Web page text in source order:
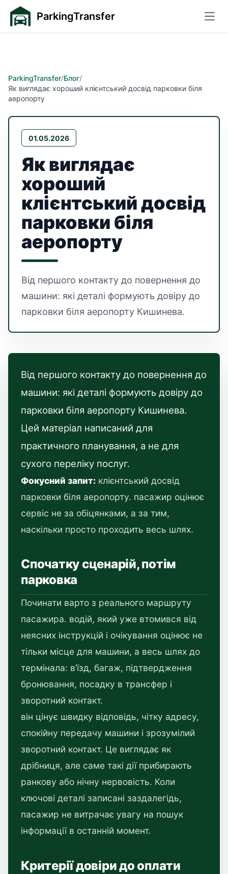
ParkingTransfer
ParkingTransfer/Блог/
Як виглядає хороший клієнтський досвід парковки біля
аеропорту
01.05.2026
Як виглядає
хороший
клієнтський досвід
парковки біля
аеропорту
Від першого контакту до повернення до
машини: які деталі формують довіру до
парковки біля аеропорту Кишинева.
Від першого контакту до повернення до
машини: які деталі формують довіру до
парковки біля аеропорту Кишинева.
Цей матеріал написаний для
практичного планування, а не для
сухого переліку послуг.
Фокусний запит: клієнтський досвід
парковки біля аеропорту. пасажир оцінює
сервіс не за обіцянками, а за тим,
наскільки просто проходить весь шлях.
Спочатку сценарій, потім
парковка
Починати варто з реального маршруту
пасажира. водій, який уже втомився від
неясних інструкцій і очікування оцінює не
тільки місце для машини, а весь шлях до
термінала: в’їзд, багаж, підтвердження
бронювання, посадку в трансфер і
зворотний контакт.
він цінує швидку відповідь, чітку адресу,
спокійну передачу машини і зрозумілий
зворотний контакт. Це виглядає як
дрібниця, але саме такі дії прибирають
ранкову або нічну нервовість. Коли
ключові деталі записані заздалегідь,
пасажир не витрачає увагу на пошук
інформації в останній момент.
Критерії довіри до оплати